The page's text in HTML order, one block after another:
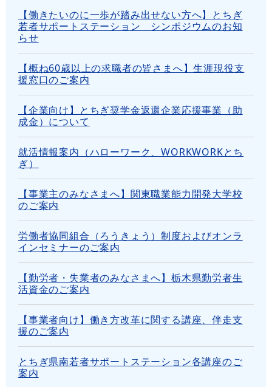
【働きたいのに一歩が踏み出せない方へ】とちぎ
若者サポートステーション シンポジウムのお知
らせ
【概ね60歳以上の求職者の皆さまへ】生涯現役支
援窓口のご案内
【企業向け】とちぎ奨学金返還企業応援事業（助
成金）について
就活情報案内（ハローワーク、WORKWORKとち
ぎ）
【事業主のみなさまへ】関東職業能力開発大学校
のご案内
労働者協同組合（ろうきょう）制度およびオンラ
インセミナーのご案内
【勤労者・失業者のみなさまへ】栃木県勤労者生
活資金のご案内
【事業者向け】働き方改革に関する講座、伴走支
援のご案内
とちぎ県南若者サポートステーション各講座のご
案内